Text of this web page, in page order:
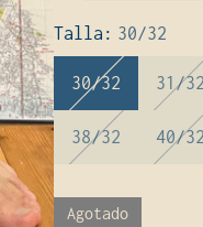
Talla: 30/32
30/32 31/32
38/32 40/32
Agotado